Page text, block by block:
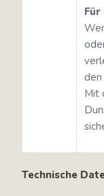
den
Mit
Technische